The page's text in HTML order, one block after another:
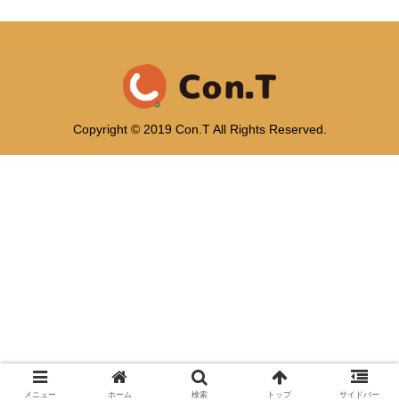
Copyright © 2019 Con.T All Rights Reserved.
メニュー ホーム 検索 トップ サイドバー